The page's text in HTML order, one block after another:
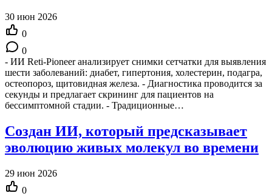
30 июн 2026
0
0
- ИИ Reti-Pioneer анализирует снимки сетчатки для выявления
шести заболеваний: диабет, гипертония, холестерин, подагра,
остеопороз, щитовидная железа. - Диагностика проводится за
секунды и предлагает скрининг для пациентов на
бессимптомной стадии. - Традиционные…
Создан ИИ, который предсказывает
эволюцию живых молекул во времени
29 июн 2026
0